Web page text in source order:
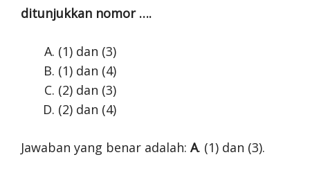
ditunjukkan nomor ….
(1) dan (3)
(1) dan (4)
(2) dan (3)
(2) dan (4)
Jawaban yang benar adalah: A. (1) dan (3).